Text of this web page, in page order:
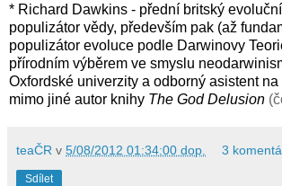
* Richard Dawkins - přední britský
populizátor vědy, především pak (až
populizátor evoluce podle Darwinovy
přírodním výběrem ve smyslu
Oxfordské univerzity a odborný asistent
mimo jiné autor knihy The God Delusion
teaČR v 5/08/2012 01:34:00 dop. 3
Sdílet